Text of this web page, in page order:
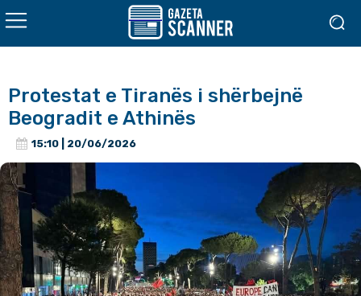
Protestat e Tiranës i shërbejnë
Beogradit e Athinës
15:10 | 20/06/2026